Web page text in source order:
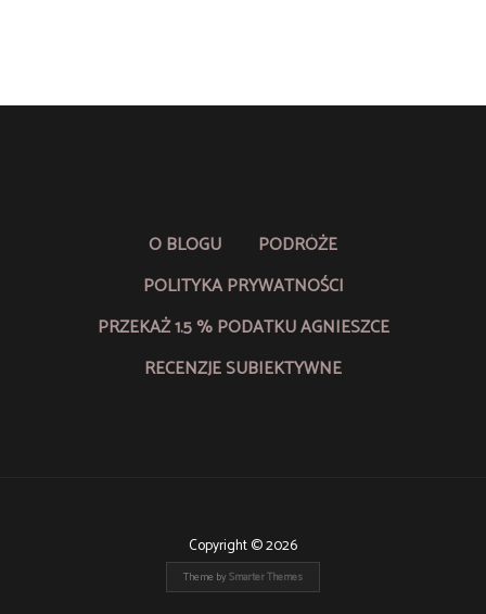
O BLOGU
PODRÓŻE
POLITYKA PRYWATNOŚCI
PRZEKAŻ 1.5 % PODATKU AGNIESZCE
RECENZJE SUBIEKTYWNE
Copyright © 2026
Theme bySmarter Themes